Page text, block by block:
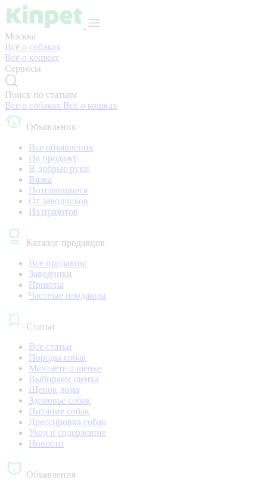
Москва
Всё о собаках
Всё о кошках
Сервисы
Поиск по статьям
Всё о собаках Всё о кошках
Объявления
Все объявления
На продажу
В добрые руки
Вязка
Потерявшиеся
От заводчиков
Из приютов
Каталог продавцов
Все продавцы
Заводчики
Приюты
Частные продавцы
Статьи
Все статьи
Породы собак
Мечтаете о щенке
Выбираем щенка
Щенок дома
Здоровье собак
Питание собак
Дрессировка собак
Уход и содержание
Новости
Объявления